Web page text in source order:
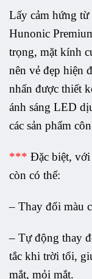
Lấy cảm hứng từ
Hunonic
trọng, mặt kính
nên vẻ đẹp hiện
nhấn được thiết
ánh sáng LED
các sản phẩm
*** Đặc biệt, với
còn có thể:
– Thay đổi màu
– Tự động thay
tắc khi trời tối,
mắt, mỏi mắt.